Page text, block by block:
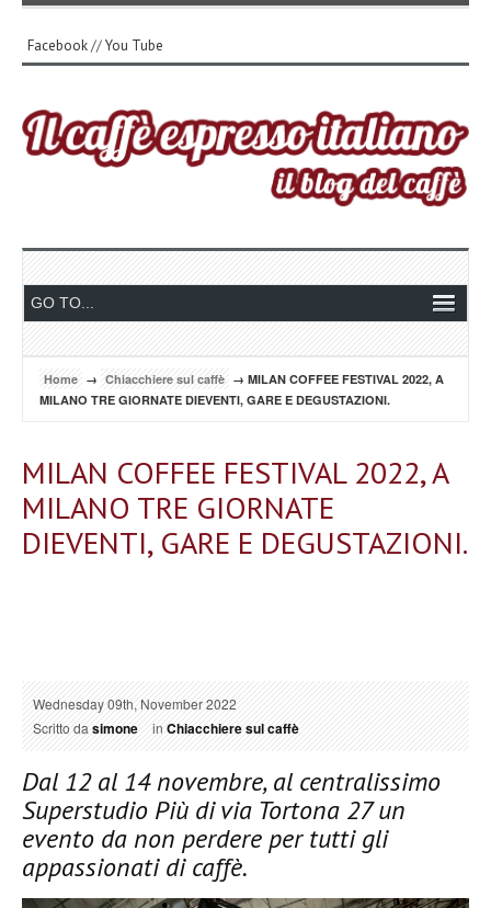
Facebook//You Tube
Home → Chiacchiere sul caffè → MILAN COFFEE FESTIVAL 2022, A
MILANO TRE GIORNATE DIEVENTI, GARE E DEGUSTAZIONI.
MILAN COFFEE FESTIVAL 2022, A
MILANO TRE GIORNATE
DIEVENTI, GARE E DEGUSTAZIONI.
Wednesday 09th, November 2022
Scritto dasimone inChiacchiere sul caffè
Dal 12 al 14 novembre, al centralissimo
Superstudio Più di via Tortona 27 un
evento da non perdere per tutti gli
appassionati di caffè.